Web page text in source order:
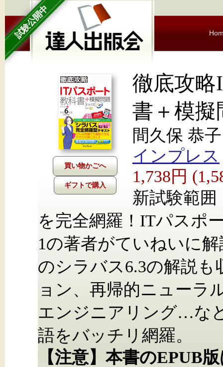
試験公開中
ギフトで購入
徹底攻
書＋模擬
間久保 恭子
インプレス
1,738円
新試験範囲
を完全網羅！ITパスポ
1の著者がていねいに
のシラバス6.3の解説
ョン、再帰的ニューラ
エンジニアリング…な
語をバッチリ網羅。
【注意】本書のEPUB